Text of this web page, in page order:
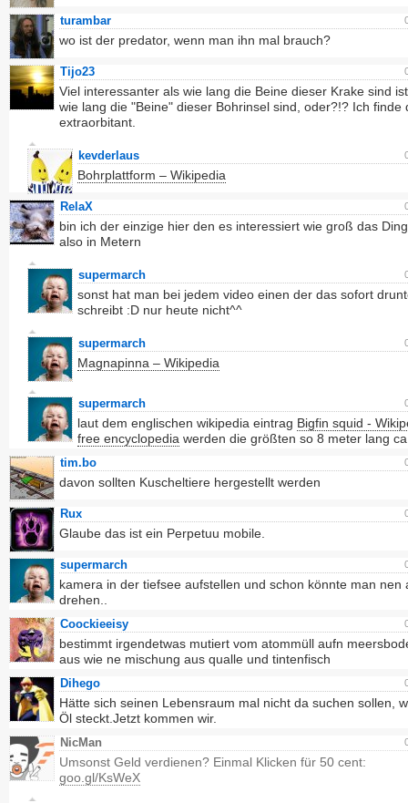
turambar
wo ist der predator, wenn man ihn mal brauch?
Tijo23
Viel interessanter als wie lang die Beine dieser Krake sind
wie lang die "Beine" dieser Bohrinsel sind, oder?!? Ich finde
extraorbitant.
kevderlaus
Bohrplattform – Wikipedia
RelaX
bin ich der einzige hier den es interessiert wie groß das
also in Metern
supermarch
sonst hat man bei jedem video einen der das sofort
schreibt :D nur heute nicht^^
supermarch
Magnapinna – Wikipedia
supermarch
laut dem englischen wikipedia eintrag Bigfin squid -
free encyclopedia werden die größten so 8 meter lang
tim.bo
davon sollten Kuscheltiere hergestellt werden
Rux
Glaube das ist ein Perpetuu mobile.
supermarch
kamera in der tiefsee aufstellen und schon könnte man nen
drehen..
Coockieeisy
bestimmt irgendetwas mutiert vom atommüll aufn
aus wie ne mischung aus qualle und tintenfisch
Dihego
Hätte sich seinen Lebensraum mal nicht da suchen sollen,
Öl steckt.Jetzt kommen wir.
NicMan
Umsonst Geld verdienen? Einmal Klicken für 50 cent:
goo.gl/KsWeX